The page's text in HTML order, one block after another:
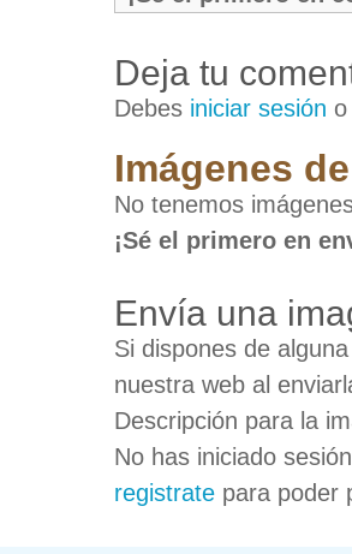
Deja tu
Debes iniciar sesión
Imágenes
No tenemos
¡Sé el primero en
Envía una
Si dispones de
nuestra web al
Descripción para la
No has iniciado
registrate para poder